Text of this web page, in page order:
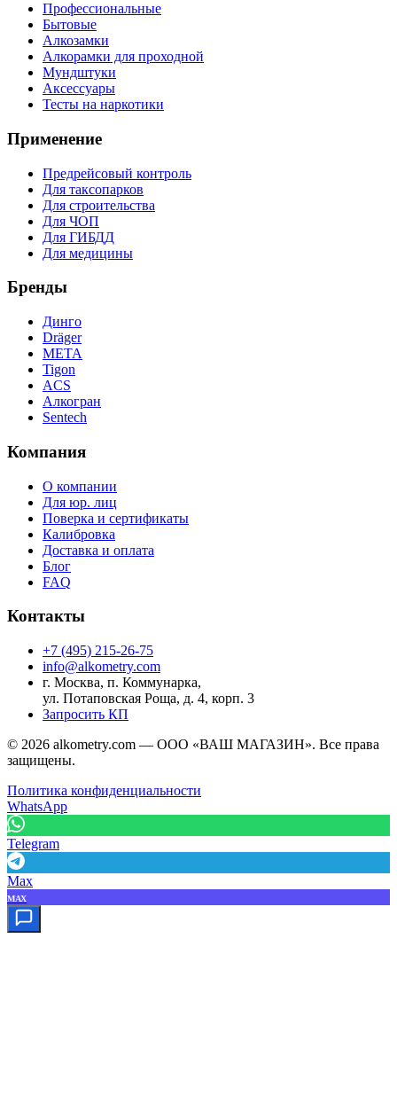
Профессиональные
Бытовые
Алкозамки
Алкорамки для проходной
Мундштуки
Аксессуары
Тесты на наркотики
Применение
Предрейсовый контроль
Для таксопарков
Для строительства
Для ЧОП
Для ГИБДД
Для медицины
Бренды
Динго
Dräger
МЕТА
Tigon
ACS
Алкогран
Sentech
Компания
О компании
Для юр. лиц
Поверка и сертификаты
Калибровка
Доставка и оплата
Блог
FAQ
Контакты
+7 (495) 215-26-75
info@alkometry.com
г. Москва, п. Коммунарка,
ул. Потаповская Роща, д. 4, корп. 3
Запросить КП
© 2026 alkometry.com — ООО «ВАШ МАГАЗИН». Все права
защищены.
Политика конфиденциальности
WhatsApp
Telegram
Max
MAX